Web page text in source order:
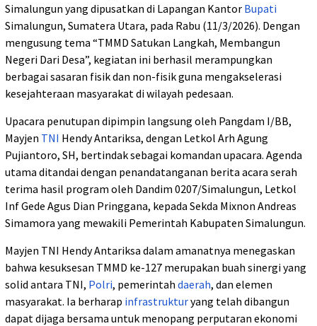
Simalungun yang dipusatkan di Lapangan Kantor Bupati
Simalungun, Sumatera Utara, pada Rabu (11/3/2026). Dengan
mengusung tema “TMMD Satukan Langkah, Membangun
Negeri Dari Desa”, kegiatan ini berhasil merampungkan
berbagai sasaran fisik dan non-fisik guna mengakselerasi
kesejahteraan masyarakat di wilayah pedesaan.
Upacara penutupan dipimpin langsung oleh Pangdam I/BB,
Mayjen TNI Hendy Antariksa, dengan Letkol Arh Agung
Pujiantoro, SH, bertindak sebagai komandan upacara. Agenda
utama ditandai dengan penandatanganan berita acara serah
terima hasil program oleh Dandim 0207/Simalungun, Letkol
Inf Gede Agus Dian Pringgana, kepada Sekda Mixnon Andreas
Simamora yang mewakili Pemerintah Kabupaten Simalungun.
Mayjen TNI Hendy Antariksa dalam amanatnya menegaskan
bahwa kesuksesan TMMD ke-127 merupakan buah sinergi yang
solid antara TNI, Polri, pemerintah daerah, dan elemen
masyarakat. Ia berharap infrastrukturyang telah dibangun
dapat dijaga bersama untuk menopang perputaran ekonomi